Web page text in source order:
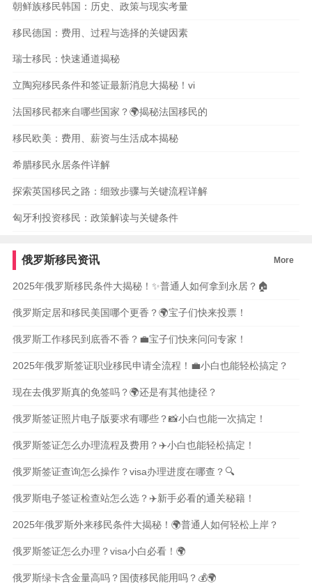
朝鲜族移民韩国：历史、政策与现实考量
移民德国：费用、过程与选择的关键因素
瑞士移民：快速通道揭秘
立陶宛移民条件和签证最新消息大揭秘！vi
法国移民都来自哪些国家？🌍揭秘法国移民的
移民欧美：费用、薪资与生活成本揭秘
希腊移民永居条件详解
探索英国移民之路：细致步骤与关键流程详解
匈牙利投资移民：政策解读与关键条件
俄罗斯移民资讯 More
2025年俄罗斯移民条件大揭秘！✨普通人如何拿到永居？🏠
俄罗斯定居和移民美国哪个更香？🌍宝子们快来投票！
俄罗斯工作移民到底香不香？💼宝子们快来问问专家！
2025年俄罗斯签证职业移民申请全流程！💼小白也能轻松搞定？
现在去俄罗斯真的免签吗？🌍还是有其他捷径？
俄罗斯签证照片电子版要求有哪些？📸小白也能一次搞定！
俄罗斯签证怎么办理流程及费用？✈️小白也能轻松搞定！
俄罗斯签证查询怎么操作？visa办理进度在哪查？🔍
俄罗斯电子签证检查站怎么选？✈️新手必看的通关秘籍！
2025年俄罗斯外来移民条件大揭秘！🌍普通人如何轻松上岸？
俄罗斯签证怎么办理？visa小白必看！🌍
俄罗斯绿卡含金量高吗？国债移民能用吗？💰🌍